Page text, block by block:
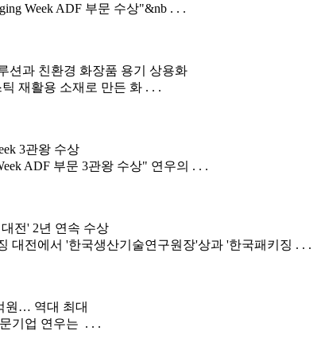
Week ADF 부문 수상"&nb . . .
션과 친환경 화장품 용기 상용화
재활용 소재로 만든 화 . . .
3관왕 수상
ADF 부문 3관왕 수상" 연우의 . . .
전' 2년 연속 수상
대전에서 '한국생산기술연구원장'상과 '한국패키징 . . .
원… 역대 최대
기업 연우는 . . .